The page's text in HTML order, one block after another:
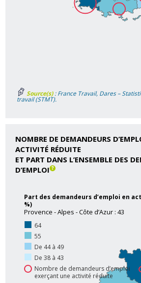
Source(s): France Travail, Dares –
travail (STMT).
NOMBRE DE DEMANDEURS
ACTIVITÉ RÉDUITE
ET PART DANS L’ENSEMBLE DES
D’EMPLOI
64
55
De 44 à 49
De 38 à 43
Nombre de demandeurs d’emploi
exerçant une activité réduite
Part des demandeurs d’emploi en
%)
Provence - Alpes - Côte d’Azur : 43